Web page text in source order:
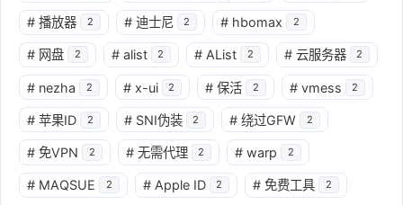
# 播放器 2 # 迪士尼 2 # hbomax 2
# 网盘 2 # alist 2 # AList 2 # 云服务器 2
# nezha 2 # x-ui 2 # 保活 2 # vmess 2
# 苹果ID 2 # SNI伪装 2 # 绕过GFW 2
# 免VPN 2 # 无需代理 2 # warp 2
# MAQSUE 2 # Apple ID 2 # 免费工具 2